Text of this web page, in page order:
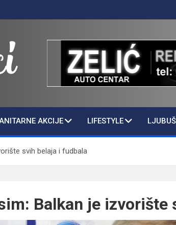
AKCIJE LIFESTYLE
svih belaja i fudbala
Balkan je izvorište